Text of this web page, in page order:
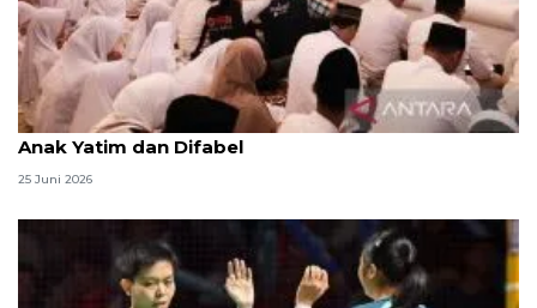
Menag jadikan setiap 10 Muharam sebagai Lebaran
Anak Yatim dan Difabel
25 Juni 2026